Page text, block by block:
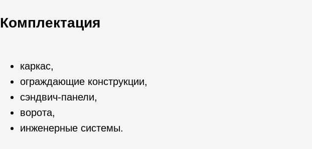
Комплектация
каркас,
ограждающие конструкции,
сэндвич-панели,
ворота,
инженерные системы.